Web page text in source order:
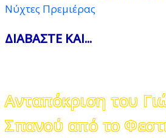
Νύχτες Πρεμιέρας
ΔΙΑΒΑΣΤΕ ΚΑΙ...
Ανταπόκριση του
Σπανού από το